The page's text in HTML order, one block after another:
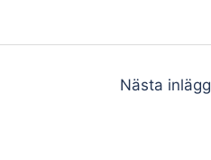
Nästa inlägg